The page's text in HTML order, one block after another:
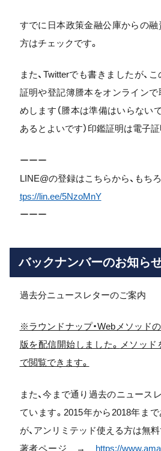
すでに日本政策金融公庫からの
方はチェックです。
また、Twitterでも書きましたが、
証明や登記簿謄本をオンライン
めします（謄本は準備はいらない
あるとよいです）印鑑証明は電子証
ーーー
LINE@の登録はこちらから、も
tps://lin.ee/5NzoMnY
ーーー
バックナンバーのお知ら
過去分ニュースレターのご案内
※ラウンドナップ・Webメソッドの
版を配信開始しました。 メソッ
で閲覧できます。
また、今まで通り過去のニュース
ています。 2015年から2018年ま
が、 アンリミテッド使える方は無料
著者ページ → https://